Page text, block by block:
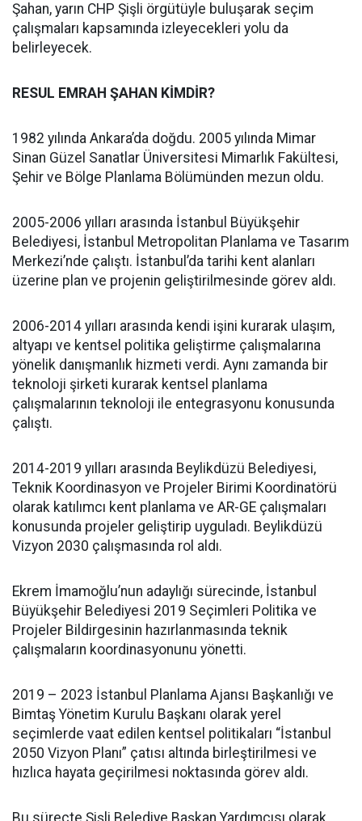
Şahan, yarın CHP Şişli örgütüyle buluşarak seçim
çalışmaları kapsamında izleyecekleri yolu da
belirleyecek.
RESUL EMRAH ŞAHAN KİMDİR?
1982 yılında Ankara’da doğdu. 2005 yılında Mimar
Sinan Güzel Sanatlar Üniversitesi Mimarlık Fakültesi,
Şehir ve Bölge Planlama Bölümünden mezun oldu.
2005-2006 yılları arasında İstanbul Büyükşehir
Belediyesi, İstanbul Metropolitan Planlama ve Tasarım
Merkezi’nde çalıştı. İstanbul’da tarihi kent alanları
üzerine plan ve projenin geliştirilmesinde görev aldı.
2006-2014 yılları arasında kendi işini kurarak ulaşım,
altyapı ve kentsel politika geliştirme çalışmalarına
yönelik danışmanlık hizmeti verdi. Aynı zamanda bir
teknoloji şirketi kurarak kentsel planlama
çalışmalarının teknoloji ile entegrasyonu konusunda
çalıştı.
2014-2019 yılları arasında Beylikdüzü Belediyesi,
Teknik Koordinasyon ve Projeler Birimi Koordinatörü
olarak katılımcı kent planlama ve AR-GE çalışmaları
konusunda projeler geliştirip uyguladı. Beylikdüzü
Vizyon 2030 çalışmasında rol aldı.
Ekrem İmamoğlu’nun adaylığı sürecinde, İstanbul
Büyükşehir Belediyesi 2019 Seçimleri Politika ve
Projeler Bildirgesinin hazırlanmasında teknik
çalışmaların koordinasyonunu yönetti.
2019 – 2023 İstanbul Planlama Ajansı Başkanlığı ve
Bimtaş Yönetim Kurulu Başkanı olarak yerel
seçimlerde vaat edilen kentsel politikaları “İstanbul
2050 Vizyon Planı” çatısı altında birleştirilmesi ve
hızlıca hayata geçirilmesi noktasında görev aldı.
Bu süreçte Şişli Belediye Başkan Yardımcısı olarak